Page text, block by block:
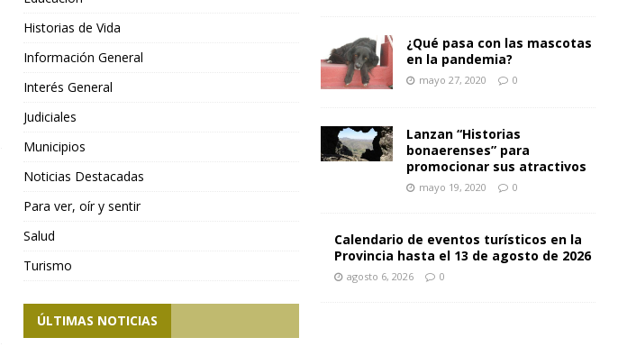
Historias de Vida
Información General
Interés General
Judiciales
Municipios
Noticias Destacadas
Para ver, oír y sentir
Salud
Turismo
ÚLTIMAS NOTICIAS
¿Qué pasa con las mascotas
en la pandemia?
mayo 27, 2020 0
Lanzan “Historias
bonaerenses” para
promocionar sus atractivos
mayo 19, 2020 0
Calendario de eventos turísticos en la
Provincia hasta el 13 de agosto de 2026
agosto 6, 2026 0